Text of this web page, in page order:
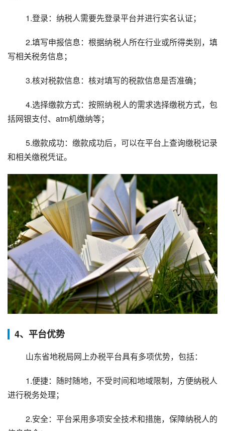
1.登录：纳税人需要先登录平台并进行实名认证；
2.填写申报信息：根据纳税人所在行业或所得类别，填
写相关税务信息；
3.核对税款信息：核对填写的税款信息是否准确；
4.选择缴款方式：按照纳税人的需求选择缴税方式，包
括网银支付、atm机缴纳等；
5.缴款成功：缴款成功后，可以在平台上查询缴税记录
和相关缴税凭证。
4、平台优势
山东省地税局网上办税平台具有多项优势，包括：
进行税务处理；
2.安全：平台采用多项安全技术和措施，保障纳税人的